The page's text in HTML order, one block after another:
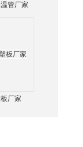
管厂家
厂家